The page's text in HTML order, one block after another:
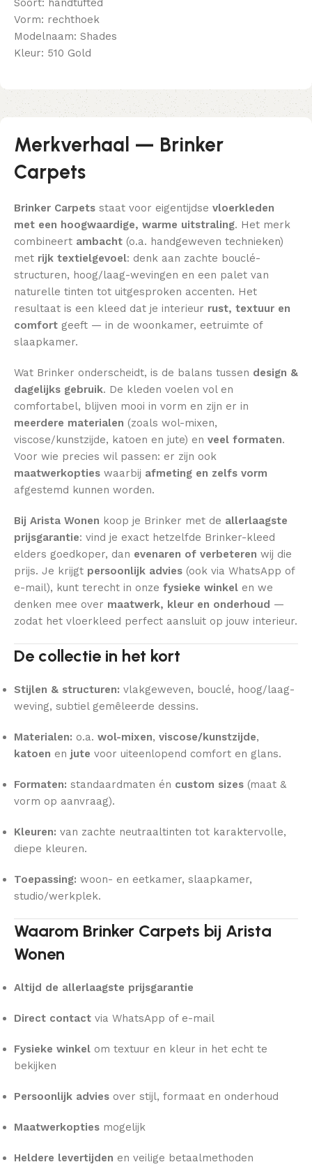
Soort: handtufted
Vorm: rechthoek
Modelnaam: Shades
Kleur: 510 Gold
Merkverhaal — Brinker
Carpets
Brinker Carpets staat voor eigentijdse vloerkleden
met een hoogwaardige, warme uitstraling. Het merk
combineert ambacht (o.a. handgeweven technieken)
met rijk textielgevoel: denk aan zachte bouclé-
structuren, hoog/laag-wevingen en een palet van
naturelle tinten tot uitgesproken accenten. Het
resultaat is een kleed dat je interieur rust, textuur en
comfort geeft — in de woonkamer, eetruimte of
slaapkamer.
Wat Brinker onderscheidt, is de balans tussen design &
dagelijks gebruik. De kleden voelen vol en
comfortabel, blijven mooi in vorm en zijn er in
meerdere materialen (zoals wol-mixen,
viscose/kunstzijde, katoen en jute) en veel formaten.
Voor wie precies wil passen: er zijn ook
maatwerkopties waarbij afmeting en zelfs vorm
afgestemd kunnen worden.
Bij Arista Wonen koop je Brinker met de allerlaagste
prijsgarantie: vind je exact hetzelfde Brinker-kleed
elders goedkoper, dan evenaren of verbeteren wij die
prijs. Je krijgt persoonlijk advies (ook via WhatsApp of
e-mail), kunt terecht in onze fysieke winkel en we
denken mee over maatwerk, kleur en onderhoud —
zodat het vloerkleed perfect aansluit op jouw interieur.
De collectie in het kort
Stijlen & structuren: vlakgeweven, bouclé, hoog/laag-
weving, subtiel gemêleerde dessins.
Materialen: o.a. wol-mixen, viscose/kunstzijde,
katoen en jute voor uiteenlopend comfort en glans.
Formaten: standaardmaten én custom sizes (maat &
vorm op aanvraag).
Kleuren: van zachte neutraaltinten tot karaktervolle,
diepe kleuren.
Toepassing: woon- en eetkamer, slaapkamer,
studio/werkplek.
Waarom Brinker Carpets bij Arista
Wonen
Altijd de allerlaagste prijsgarantie
Direct contact via WhatsApp of e-mail
Fysieke winkel om textuur en kleur in het echt te
bekijken
Persoonlijk advies over stijl, formaat en onderhoud
Maatwerkopties mogelijk
Heldere levertijden en veilige betaalmethoden